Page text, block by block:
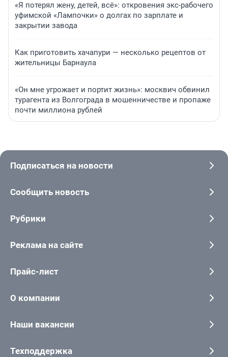
«Я потерял жену, детей, всё»: откровения экс-рабочего
уфимской «Лампочки» о долгах по зарплате и
закрытии завода
Как приготовить хачапури — несколько рецептов от
жительницы Барнаула
«Он мне угрожает и портит жизнь»: москвич обвинил
турагента из Волгограда в мошенничестве и пропаже
почти миллиона рублей
Подписаться на новости
Сообщить новость
Рубрики
Реклама на сайте
Прайс-лист
О компании
Наши вакансии
Техподдержка